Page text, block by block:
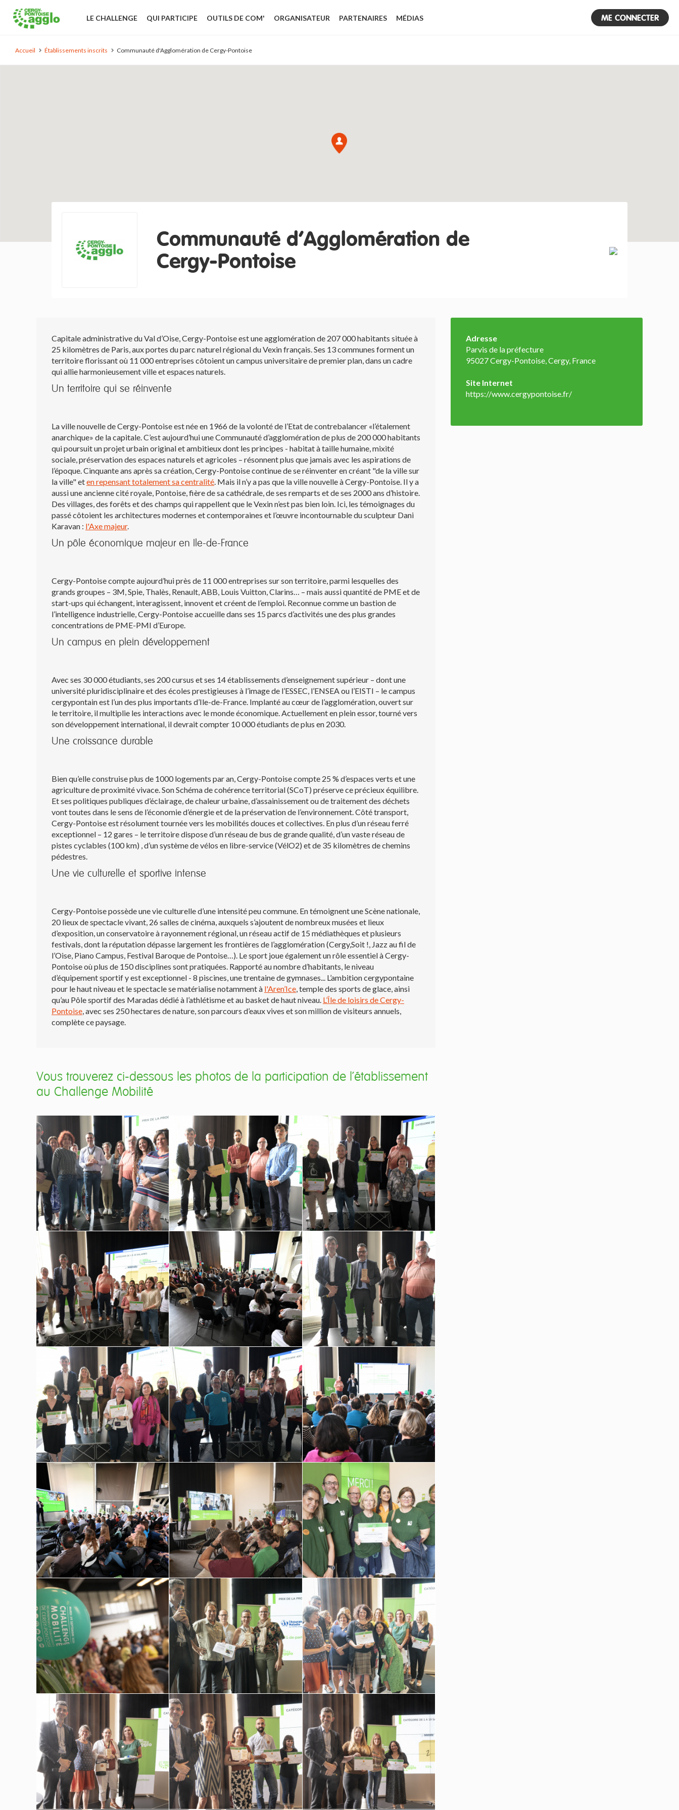
LE CHALLENGE QUI PARTICIPE OUTILS DE COM' ORGANISATEUR PARTENAIRES MÉDIAS ME CONNECTER
Accueil Établissements inscrits Communauté d'Agglomération de Cergy-Pontoise
Communauté d'Agglomération de
Cergy-Pontoise
Capitale administrative du Val d’Oise, Cergy-Pontoise est une agglomération de 207 000 habitants située à
25 kilomètres de Paris, aux portes du parc naturel régional du Vexin français. Ses 13 communes forment un
territoire florissant où 11 000 entreprises côtoient un campus universitaire de premier plan, dans un cadre
qui allie harmonieusement ville et espaces naturels.
Un territoire qui se réinvente
La ville nouvelle de Cergy-Pontoise est née en 1966 de la volonté de l’Etat de contrebalancer «l’étalement
anarchique» de la capitale. C’est aujourd’hui une Communauté d’agglomération de plus de 200 000 habitants
qui poursuit un projet urbain original et ambitieux dont les principes - habitat à taille humaine, mixité
sociale, préservation des espaces naturels et agricoles – résonnent plus que jamais avec les aspirations de
l’époque. Cinquante ans après sa création, Cergy-Pontoise continue de se réinventer en créant "de la ville sur
la ville" eten repensant totalement sa centralité. Mais il n’y a pas que la ville nouvelle à Cergy-Pontoise. Il y a
aussi une ancienne cité royale, Pontoise, fière de sa cathédrale, de ses remparts et de ses 2000 ans d’histoire.
Des villages, des forêts et des champs qui rappellent que le Vexin n’est pas bien loin. Ici, les témoignages du
passé côtoient les architectures modernes et contemporaines et l’œuvre incontournable du sculpteur Dani
Karavan : l'Axe majeur.
Un pôle économique majeur en Ile-de-France
Cergy-Pontoise compte aujourd’hui près de 11 000 entreprises sur son territoire, parmi lesquelles des
grands groupes – 3M, Spie, Thalès, Renault, ABB, Louis Vuitton, Clarins… – mais aussi quantité de PME et de
start-ups qui échangent, interagissent, innovent et créent de l’emploi. Reconnue comme un bastion de
l’intelligence industrielle, Cergy-Pontoise accueille dans ses 15 parcs d’activités une des plus grandes
concentrations de PME-PMI d’Europe.
Un campus en plein développement
Avec ses 30 000 étudiants, ses 200 cursus et ses 14 établissements d’enseignement supérieur – dont une
université pluridisciplinaire et des écoles prestigieuses à l’image de l’ESSEC, l’ENSEA ou l’EISTI – le campus
cergypontain est l’un des plus importants d’Ile-de-France. Implanté au cœur de l’agglomération, ouvert sur
le territoire, il multiplie les interactions avec le monde économique. Actuellement en plein essor, tourné vers
son développement international, il devrait compter 10 000 étudiants de plus en 2030.
Une croissance durable
Bien qu’elle construise plus de 1000 logements par an, Cergy-Pontoise compte 25 % d’espaces verts et une
agriculture de proximité vivace. Son Schéma de cohérence territorial (SCoT) préserve ce précieux équilibre.
Et ses politiques publiques d’éclairage, de chaleur urbaine, d’assainissement ou de traitement des déchets
vont toutes dans le sens de l’économie d’énergie et de la préservation de l’environnement. Côté transport,
Cergy-Pontoise est résolument tournée vers les mobilités douces et collectives. En plus d’un réseau ferré
exceptionnel – 12 gares – le territoire dispose d’un réseau de bus de grande qualité, d’un vaste réseau de
pistes cyclables (100 km) , d’un système de vélos en libre-service (VélO2) et de 35 kilomètres de chemins
pédestres.
Une vie culturelle et sportive intense
Cergy-Pontoise possède une vie culturelle d’une intensité peu commune. En témoignent une Scène nationale,
20 lieux de spectacle vivant, 26 salles de cinéma, auxquels s’ajoutent de nombreux musées et lieux
d’exposition, un conservatoire à rayonnement régional, un réseau actif de 15 médiathèques et plusieurs
festivals, dont la réputation dépasse largement les frontières de l’agglomération (Cergy,Soit !, Jazz au fil de
l’Oise, Piano Campus, Festival Baroque de Pontoise…). Le sport joue également un rôle essentiel à Cergy-
Pontoise où plus de 150 disciplines sont pratiquées. Rapporté au nombre d’habitants, le niveau
d’équipement sportif y est exceptionnel - 8 piscines, une trentaine de gymnases... L’ambition cergypontaine
pour le haut niveau et le spectacle se matérialise notamment à l'Aren’Ice, temple des sports de glace, ainsi
qu’au Pôle sportif des Maradas dédié à l’athlétisme et au basket de haut niveau. L’Île de loisirs de Cergy-
Pontoise, avec ses 250 hectares de nature, son parcours d’eaux vives et son million de visiteurs annuels,
complète ce paysage.
Vous trouverez ci-dessous les photos de la participation de l'établissement
au Challenge Mobilité
Adresse
Parvis de la préfecture
95027 Cergy-Pontoise, Cergy, France
Site Internet
https://www.cergypontoise.fr/